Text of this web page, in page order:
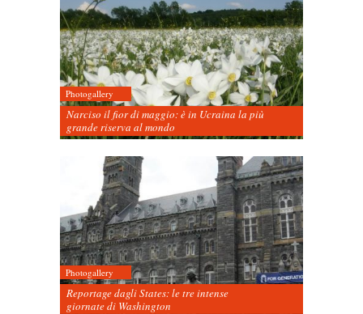
Photogallery
Narciso il fior di maggio: è in Ucraina la più
grande riserva al mondo
Photogallery
Reportage dagli States: le tre intense
giornate di Washington